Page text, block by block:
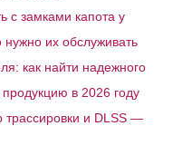
с замками капота у
нужно их обслуживать
как найти надежного
в 2026 году
трассировки и DLSS —